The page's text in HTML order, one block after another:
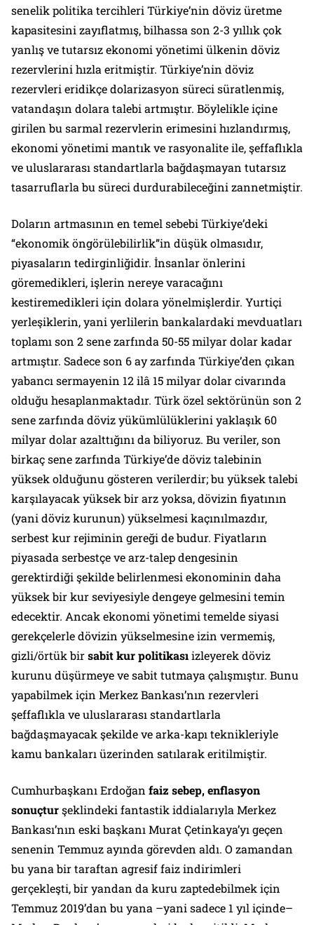
senelik politika tercihleri Türkiye’nin döviz üretme
kapasitesini zayıflatmış, bilhassa son 2-3 yıllık çok
yanlış ve tutarsız ekonomi yönetimi ülkenin döviz
rezervlerini hızla eritmiştir. Türkiye’nin döviz
rezervleri eridikçe dolarizasyon süreci süratlenmiş,
vatandaşın dolara talebi artmıştır. Böylelikle içine
girilen bu sarmal rezervlerin erimesini hızlandırmış,
ekonomi yönetimi mantık ve rasyonalite ile, şeffaflıkla
ve uluslararası standartlarla bağdaşmayan tutarsız
tasarruflarla bu süreci durdurabileceğini zannetmiştir.
Doların artmasının en temel sebebi Türkiye’deki
“ekonomik öngörülebilirlik”in düşük olmasıdır,
piyasaların tedirginliğidir. İnsanlar önlerini
göremedikleri, işlerin nereye varacağını
kestiremedikleri için dolara yönelmişlerdir. Yurtiçi
yerleşiklerin, yani yerlilerin bankalardaki mevduatları
toplamı son 2 sene zarfında 50-55 milyar dolar kadar
artmıştır. Sadece son 6 ay zarfında Türkiye’den çıkan
yabancı sermayenin 12 ilâ 15 milyar dolar civarında
olduğu hesaplanmaktadır. Türk özel sektörünün son 2
sene zarfında döviz yükümlülüklerini yaklaşık 60
milyar dolar azalttığını da biliyoruz. Bu veriler, son
birkaç sene zarfında Türkiye’de döviz talebinin
yüksek olduğunu gösteren verilerdir; bu yüksek talebi
karşılayacak yüksek bir arz yoksa, dövizin fiyatının
(yani döviz kurunun) yükselmesi kaçınılmazdır,
serbest kur rejiminin gereği de budur. Fiyatların
piyasada serbestçe ve arz-talep dengesinin
gerektirdiği şekilde belirlenmesi ekonominin daha
yüksek bir kur seviyesiyle dengeye gelmesini temin
edecektir. Ancak ekonomi yönetimi temelde siyasi
gerekçelerle dövizin yükselmesine izin vermemiş,
gizli/örtük birsabit kur politikasıizleyerek döviz
kurunu düşürmeye ve sabit tutmaya çalışmıştır. Bunu
yapabilmek için Merkez Bankası’nın rezervleri
şeffaflıkla ve uluslararası standartlarla
bağdaşmayacak şekilde ve arka-kapı teknikleriyle
kamu bankaları üzerinden satılarak eritilmiştir.
Cumhurbaşkanı Erdoğan faiz sebep, enflasyon
sonuçturşeklindeki fantastik iddialarıyla Merkez
Bankası’nın eski başkanı Murat Çetinkaya’yı geçen
senenin Temmuz ayında görevden aldı. O zamandan
bu yana bir taraftan agresif faiz indirimleri
gerçekleşti, bir yandan da kuru zaptedebilmek için
Temmuz 2019’dan bu yana –yani sadece 1 yıl içinde–